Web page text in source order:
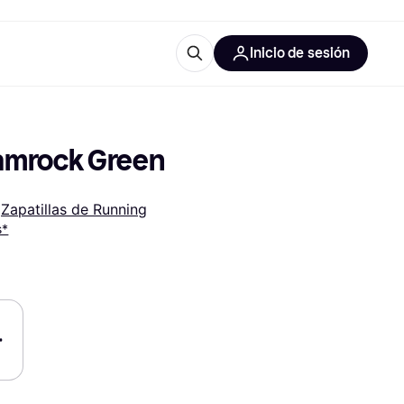
Inicio de sesión
Green
Zapatillas de Running